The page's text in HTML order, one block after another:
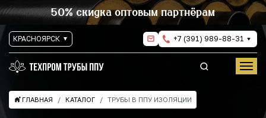
50% скидка оптовым партнёрам
КРАСНОЯРСК +7 (391) 989-88-31
ГЛАВНАЯ КАТАЛОГ ТРУБЫ В ППУ ИЗОЛЯЦИИ